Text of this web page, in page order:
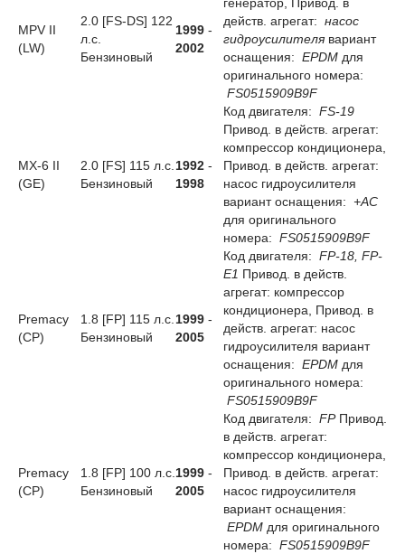
MPV II
(LW)
2.0 [FS-DS] 122
л.с.
Бензиновый
1999 -
2002
действ. агрегат: насос
гидроусилителя вариант
оснащения: EPDM для
оригинального номера:
FS0515909B9F
MX-6 II
(GE)
2.0 [FS] 115 л.с.
Бензиновый
1992 -
1998
Код двигателя: FS-19
Привод. в действ. агрегат:
компрессор кондиционера,
Привод. в действ. агрегат:
насос гидроусилителя
вариант оснащения: +AC
для оригинального
номера: FS0515909B9F
Premacy
(CP)
1.8 [FP] 115 л.с.
Бензиновый
1999 -
2005
Код двигателя: FP-18, FP-
E1 Привод. в действ.
агрегат: компрессор
кондиционера, Привод. в
действ. агрегат: насос
гидроусилителя вариант
оснащения: EPDM для
оригинального номера:
FS0515909B9F
Premacy
(CP)
1.8 [FP] 100 л.с.
Бензиновый
1999 -
2005
Код двигателя: FPПривод.
в действ. агрегат:
компрессор кондиционера,
Привод. в действ. агрегат:
насос гидроусилителя
вариант оснащения:
EPDM для оригинального
номера: FS0515909B9F